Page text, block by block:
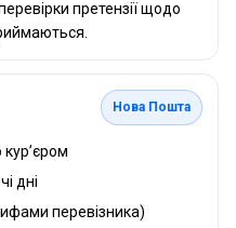
претензії щодо
Нова Пошта
дні
перевізника)